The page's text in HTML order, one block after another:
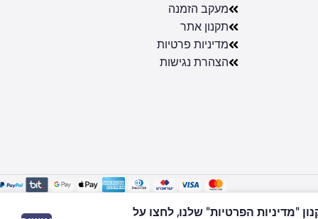
מעקב הזמנה
תקנון אתר
מדיניות פרטיות
הצהרת נגישות
"מדיניות הפרטיות" שלנו, לחצו על